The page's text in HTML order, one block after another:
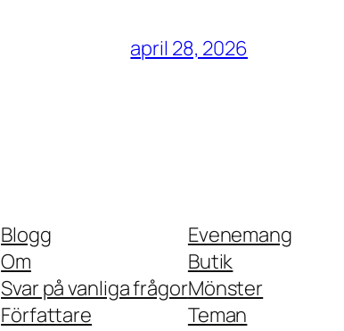
april 28, 2026
Blogg
Om
Svar på vanliga frågor
Författare
Evenemang
Butik
Mönster
Teman